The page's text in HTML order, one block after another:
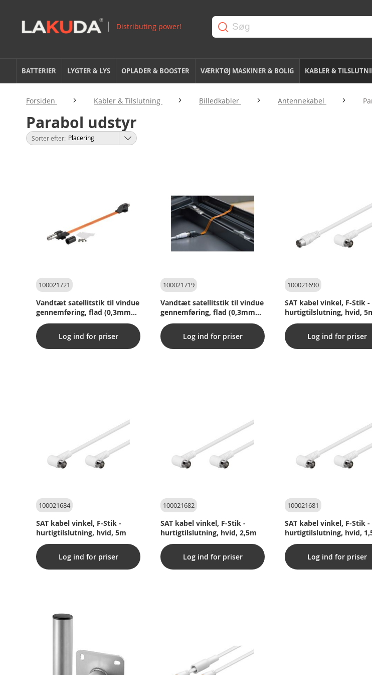
BATTERIER LYGTER & LYS OPLADER & BOOSTER VÆRKTØJ MASKINER & BOLIG KABLER &
Forsiden Kabler & Tilslutning Billedkabler Antennekabel
Parabol udstyr
Sorter efter
100021721
Vandtæt satellitstik til vindue
gennemføring, flad (0,3mm
tykkelse), 0,5m
Log ind for priser
100021719
Vandtæt satellitstik til vindue
gennemføring, flad (0,3mm
tykkelse), 0,2 m
Log ind for priser
100021690
SAT kabel vinkel, F-Stik -
hurtigtilslutning, hvid,
Log ind for priser
100021684
SAT kabel vinkel, F-Stik -
hurtigtilslutning, hvid, 5m
Log ind for priser
100021682
SAT kabel vinkel, F-Stik -
hurtigtilslutning, hvid, 2,5m
Log ind for priser
100021681
SAT kabel vinkel, F-Stik -
hurtigtilslutning, hvid,
Log ind for priser